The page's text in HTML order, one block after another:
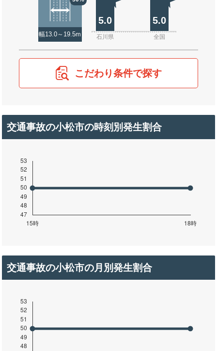
幅13.0～19.5m
5.0 5.0
石川県 全国
こだわり条件で探す
交通事故の小松市の時刻別発生割合
交通事故の小松市の月別発生割合